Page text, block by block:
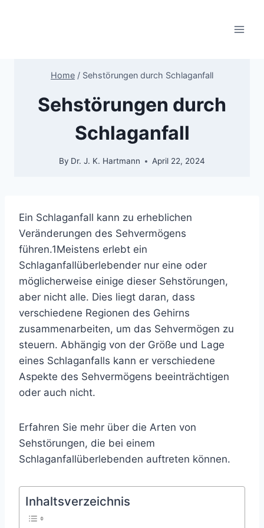
Home / Sehstörungen durch Schlaganfall
Sehstörungen durch
Schlaganfall
By Dr. J. K. Hartmann April 22, 2024
Ein Schlaganfall kann zu erheblichen
Veränderungen des Sehvermögens
führen.1Meistens erlebt ein
Schlaganfallüberlebender nur eine oder
möglicherweise einige dieser Sehstörungen,
aber nicht alle. Dies liegt daran, dass
verschiedene Regionen des Gehirns
zusammenarbeiten, um das Sehvermögen zu
steuern. Abhängig von der Größe und Lage
eines Schlaganfalls kann er verschiedene
Aspekte des Sehvermögens beeinträchtigen
oder auch nicht.
Erfahren Sie mehr über die Arten von
Sehstörungen, die bei einem
Schlaganfallüberlebenden auftreten können.
Inhaltsverzeichnis